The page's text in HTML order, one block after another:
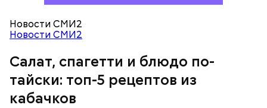
Новости СМИ2
Новости СМИ2
Салат, спагетти и блюдо по-
тайски: топ-5 рецептов из
кабачков
Однако диетолог предупредила: не для всех дыня
может быть полезна. В первую очередь ее стоит
есть с осторожностью людям:
Вовсю идет и сезон черешни. «Вечерняя Москва»
узнала у врача — эндокринолога-диетолога
Натальи Лазуренко, как правильно есть эту ягоду
пользой для здоровья.